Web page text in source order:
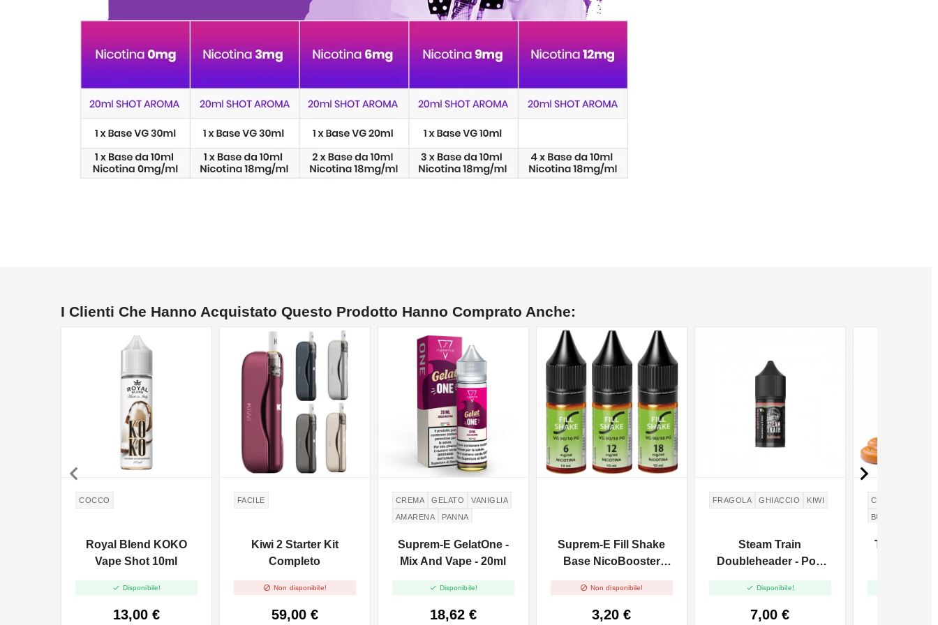
I Clienti Che Hanno Acquistato Questo Prodotto Hanno Comprato Anche:
COCCO
Royal Blend KOKO
Vape Shot 10ml
 Disponibile!
13,00 €
FACILE
Kiwi 2 Starter Kit
Completo
 Non disponibile!
59,00 €
NON DISPONIBILE
CREMA GELATO
VANIGLIA
AMARENA
PANNA
Suprem-E GelatOne -
Mix And Vape - 20ml
 Disponibile!
18,62 €
Suprem-E Fill Shake
Base NicoBooster
 Non disponibile!
3,20 €
NON DISPONIBILE
FRAGOLA GHIACCIO KIWI
Steam Train
Doubleheader - Pod
10ml
 Disponibile!
7,00 €
CREMA
BURRO
Toffee
 